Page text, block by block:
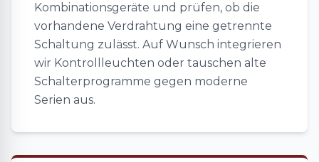
Kombinationsgeräte und prüfen, ob die
vorhandene Verdrahtung eine getrennte
Schaltung zulässt. Auf Wunsch integrieren
wir Kontrollleuchten oder tauschen alte
Schalterprogramme gegen moderne
Serien aus.